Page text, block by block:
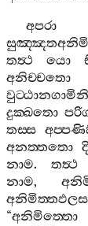
අපරා
තත්‍ථ
යො
අනිච‍්චතො
දුක‍්ඛතො
තස‍්ස
අනත‍්තතො
නාම. තත්‍ථ
නාම,
“අනිමිත‍්තො